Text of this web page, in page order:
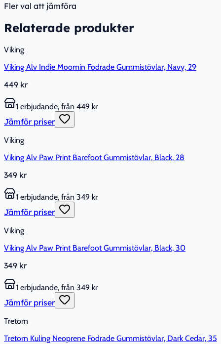
Fler val att jämföra
Relaterade produkter
Viking
Viking Alv Indie Moomin Fodrade Gummistövlar, Navy, 29
449 kr
1 erbjudande, från 449 kr
Jämför priser
Viking
Viking Alv Paw Print Barefoot Gummistövlar, Black, 28
349 kr
1 erbjudande, från 349 kr
Jämför priser
Viking
Viking Alv Paw Print Barefoot Gummistövlar, Black, 30
349 kr
1 erbjudande, från 349 kr
Jämför priser
Tretorn
Tretorn Kuling Neoprene Fodrade Gummistövlar, Dark Cedar, 35